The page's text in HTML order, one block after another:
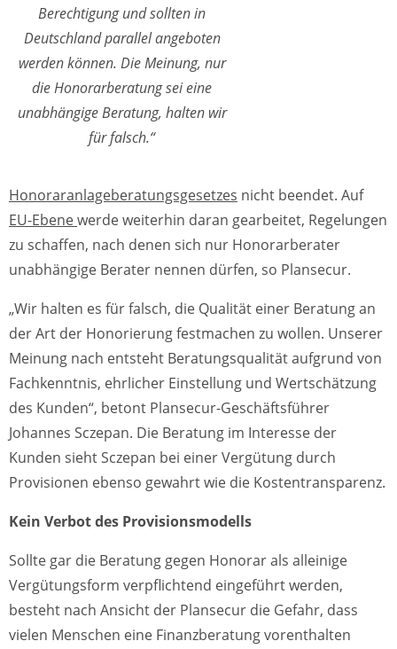
Berechtigung und sollten in
Deutschland parallel angeboten
werden können. Die Meinung, nur
die Honorarberatung sei eine
unabhängige Beratung, halten wir
für falsch.“
Honoraranlageberatungsgesetzes nicht beendet. Auf
EU-Ebenewerde weiterhin daran gearbeitet, Regelungen
zu schaffen, nach denen sich nur Honorarberater
unabhängige Berater nennen dürfen, so Plansecur.
„Wir halten es für falsch, die Qualität einer Beratung an
der Art der Honorierung festmachen zu wollen. Unserer
Meinung nach entsteht Beratungsqualität aufgrund von
Fachkenntnis, ehrlicher Einstellung und Wertschätzung
des Kunden“, betont Plansecur-Geschäftsführer
Johannes Sczepan. Die Beratung im Interesse der
Kunden sieht Sczepan bei einer Vergütung durch
Provisionen ebenso gewahrt wie die Kostentransparenz.
Kein Verbot des Provisionsmodells
Sollte gar die Beratung gegen Honorar als alleinige
Vergütungsform verpflichtend eingeführt werden,
besteht nach Ansicht der Plansecur die Gefahr, dass
vielen Menschen eine Finanzberatung vorenthalten